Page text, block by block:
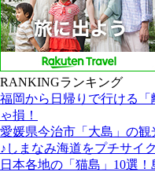
RANKINGランキング
福岡から日帰りで行ける
ゃ損！
愛媛県今治市「大島」の
♪しまなみ海道をプチサイ
日本各地の「猫島」10選